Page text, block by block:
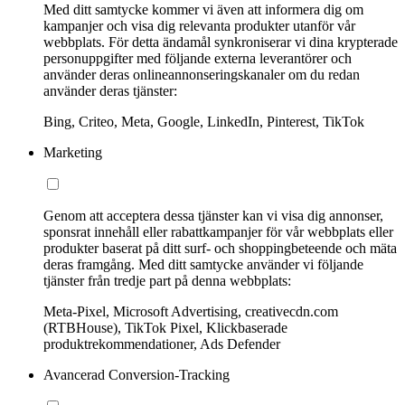
Med ditt samtycke kommer vi även att informera dig om
kampanjer och visa dig relevanta produkter utanför vår
webbplats. För detta ändamål synkroniserar vi dina krypterade
personuppgifter med följande externa leverantörer och
använder deras onlineannonseringskanaler om du redan
använder deras tjänster:
Bing, Criteo, Meta, Google, LinkedIn, Pinterest, TikTok
Marketing
Genom att acceptera dessa tjänster kan vi visa dig annonser,
sponsrat innehåll eller rabattkampanjer för vår webbplats eller
produkter baserat på ditt surf- och shoppingbeteende och mäta
deras framgång. Med ditt samtycke använder vi följande
tjänster från tredje part på denna webbplats:
Meta-Pixel, Microsoft Advertising, creativecdn.com
(RTBHouse), TikTok Pixel, Klickbaserade
produktrekommendationer, Ads Defender
Avancerad Conversion-Tracking